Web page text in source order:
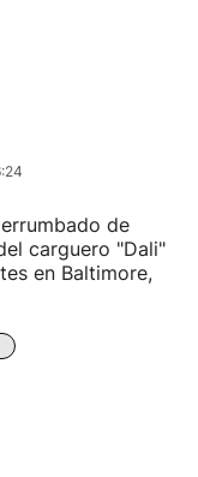
de
carguero "Dali"
en Baltimore,